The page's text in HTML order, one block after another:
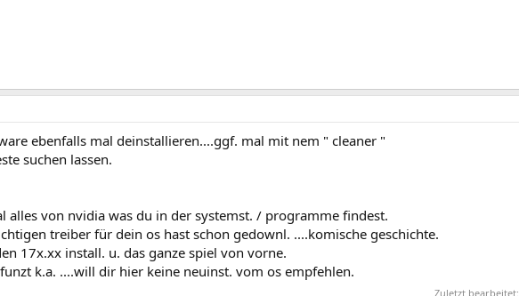
ebenfalls mal deinstallieren....ggf. mal mit nem " cleaner "
suchen lassen.
alles von nvidia was du in der systemst. / programme findest.
treiber für dein os hast schon gedownl. ....komische geschichte.
17x.xx install. u. das ganze spiel von vorne.
k.a. ....will dir hier keine neuinst. vom os empfehlen.
Zuletzt bearbeitet: